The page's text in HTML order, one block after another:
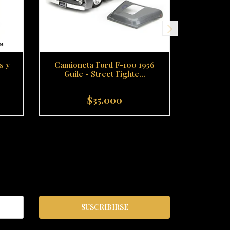
y
Camioneta Ford F-100 1956
Guile - Street Fighte...
+
$35.000
SUSCRIBIRSE